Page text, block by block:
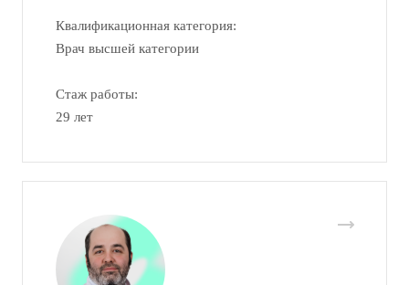
Квалификационная категория:
Врач высшей категории
Стаж работы:
29 лет